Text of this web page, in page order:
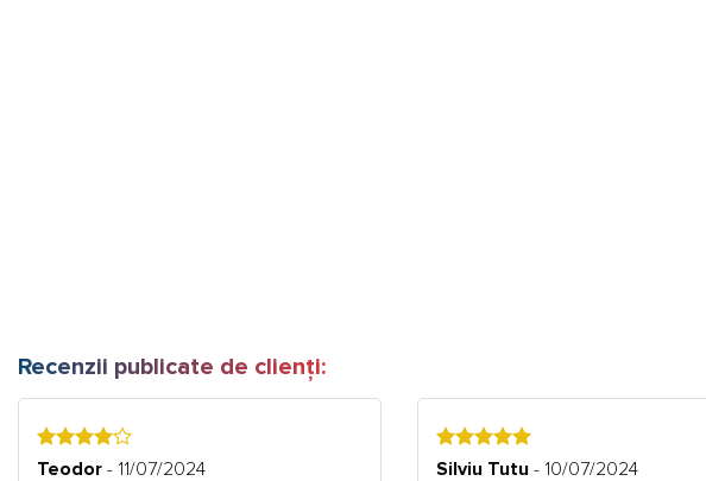
Recenzii publicate de clienți:
4
Teodor - 11/07/2024
5
Silviu Tutu - 10/07/2024